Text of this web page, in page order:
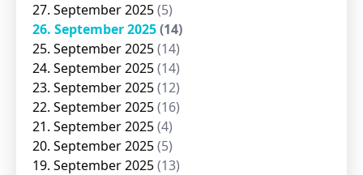
27. September 2025(5)
26. September 2025(14)
25. September 2025(14)
24. September 2025(14)
23. September 2025(12)
22. September 2025(16)
21. September 2025(4)
20. September 2025(5)
19. September 2025(13)